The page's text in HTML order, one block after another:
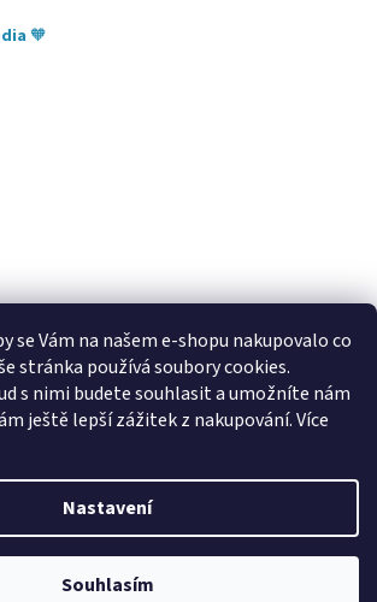
se Vám na našem e-shopu nakupovalo co
stránka používá soubory cookies.
s nimi budete souhlasit a umožníte nám
ještě lepší zážitek z nakupování.Více
Nastavení
Souhlasím
🧡
ubytování pod Pálavou kování Tulip
úchytky Siro Blum - perfecting motion
Vytvořil Shoptet
Vše pro truhláře.cz. Všechna práva vyhrazena.